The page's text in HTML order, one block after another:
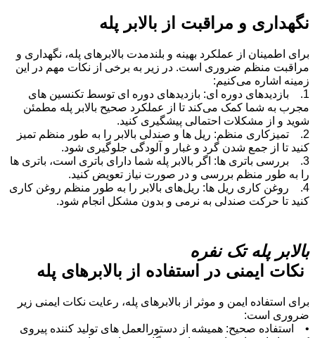
نگهداری و مراقبت از بالابر پله
برای اطمینان از عملکرد بهینه و بلندمدت بالابرهای پله، نگهداری و
مراقبت منظم ضروری است. در زیر به برخی از نکات مهم در این
زمینه اشاره می‌کنیم:
1. بازدیدهای دوره ‌ای: بازدیدهای دوره ‌ای توسط تکنسین ‌های
مجرب به شما کمک می‌کند تا از عملکرد صحیح بالابر پله مطمئن
شوید و از مشکلات احتمالی پیشگیری کنید.
2. تمیزکاری منظم: ریل‌ ها و صندلی بالابر را به طور منظم تمیز
کنید تا از جمع شدن گرد و غبار و آلودگی جلوگیری شود.
3. بررسی باتری ‌ها: اگر بالابر پله شما دارای باتری است، باتری ‌ها
را به طور منظم بررسی و در صورت نیاز تعویض کنید.
4. روغن ‌کاری ریل ‌ها: ریل‌های بالابر را به طور منظم روغن ‌کاری
کنید تا حرکت صندلی به نرمی و بدون مشکل انجام شود.
بالابر پله تک نفره
نکات ایمنی در استفاده از بالابرهای پله
برای استفاده ایمن و موثر از بالابرهای پله، رعایت نکات ایمنی زیر
ضروری است:
• استفاده صحیح: همیشه از دستورالعمل ‌های تولید کننده پیروی